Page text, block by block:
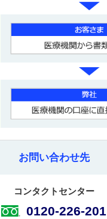
お問い合わせ先
コンタクトセンター
0120-226-201